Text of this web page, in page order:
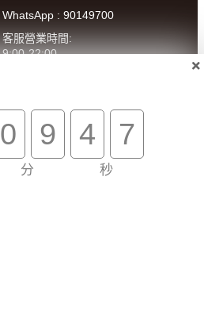
WhatsApp : 90149700
客服營業時間:
9:00-22:00
0 9
分
4 7
秒